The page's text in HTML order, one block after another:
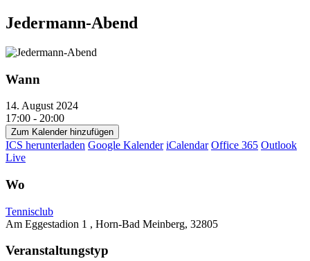
Jedermann-Abend
Wann
14. August 2024
17:00 - 20:00
Zum Kalender hinzufügen
ICS herunterladen Google Kalender iCalendar Office 365 Outlook
Live
Wo
Tennisclub
Am Eggestadion 1 , Horn-Bad Meinberg, 32805
Veranstaltungstyp